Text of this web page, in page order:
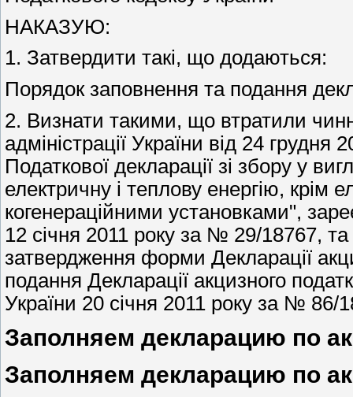
НАКАЗУЮ:
1. Затвердити такі, що додаються:
Порядок заповнення та подання
2. Визнати такими, що втратили
адміністрації України від 24
Податкової декларації зі збору у
електричну і теплову енергію, крім
когенераційними установками",
12 січня 2011 року за № 29/18767,
затвердження форми Декларації
подання Декларації акцизного
України 20 січня 2011 року за № 86/
Заполняем декларацию по
Заполняем декларацию по